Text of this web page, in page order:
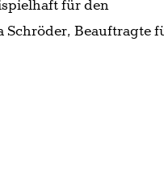
für den
Schröder, Beauftragte